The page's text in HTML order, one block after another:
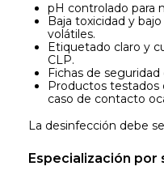
pH controlado para
Baja toxicidad y
volátiles.
Etiquetado claro y
CLP.
Fichas de seguridad
Productos
caso de contacto
La desinfección debe
Especialización por